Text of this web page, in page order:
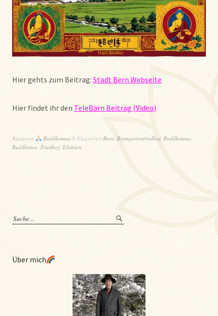
Hier gehts zum Beitrag: Stadt Bern Webseite
Hier findet ihr den TeleBärn Beitrag (Video)
Kategorie Buddhismus Schlagwörter Bern Bremgartenfriedhof, Buddhismus,
Buddhisten Friedhof, Telebärn
Über mich